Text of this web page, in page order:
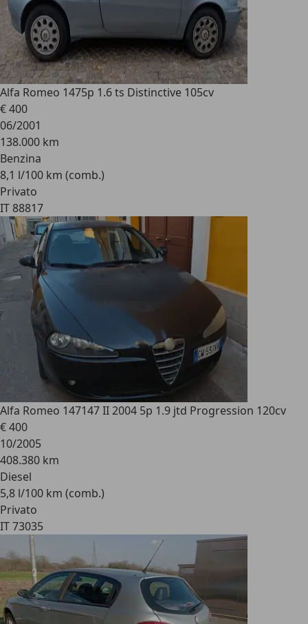
Alfa Romeo 1475p 1.6 ts Distinctive 105cv
€ 400
06/2001
138.000 km
Benzina
8,1 l/100 km (comb.)
Privato
IT 88817
Alfa Romeo 147147 II 2004 5p 1.9 jtd Progression 120cv
€ 400
10/2005
408.380 km
Diesel
5,8 l/100 km (comb.)
Privato
IT 73035